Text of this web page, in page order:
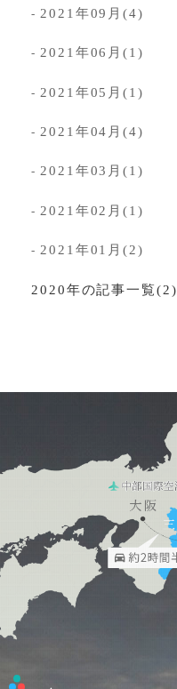
- 2021年09月(4)
- 2021年06月(1)
- 2021年05月(1)
- 2021年04月(4)
- 2021年03月(1)
- 2021年02月(1)
- 2021年01月(2)
2020年の記事一覧(2)